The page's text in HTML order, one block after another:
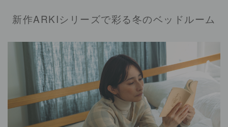
新作ARKIシリーズで彩る冬のベッドルーム